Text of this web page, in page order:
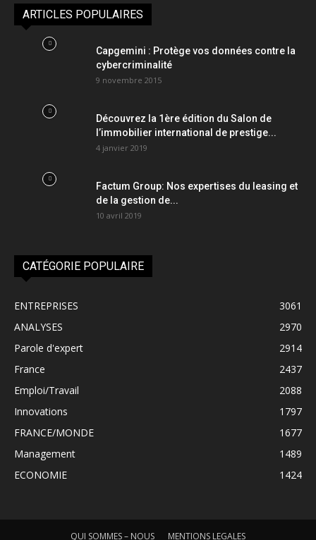
ARTICLES POPULAIRES
Capgemini : Protège vos données contre la
cybercriminalité
9 novembre 2015
Découvrez la 1ère édition du Salon de
l’immobilier international de prestige...
4 janvier 2019
Factum Group: Nos expertises du leasing et
de la gestion de...
10 avril 2019
CATÉGORIE POPULAIRE
ENTREPRISES
3061
ANALYSES
2970
Parole d'expert
2914
France
2437
Emploi/Travail
2088
Innovations
1797
FRANCE/MONDE
1677
Management
1489
ECONOMIE
1424
QUI SOMMES – NOUS MENTIONS LEGALES